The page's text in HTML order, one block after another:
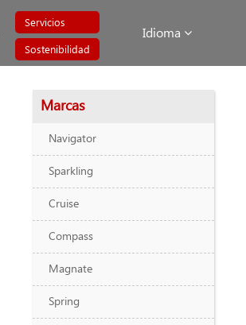
Idioma
Servicios
Sostenibilidad
Marcas
Navigator
Sparkling
Cruise
Compass
Magnate
Spring